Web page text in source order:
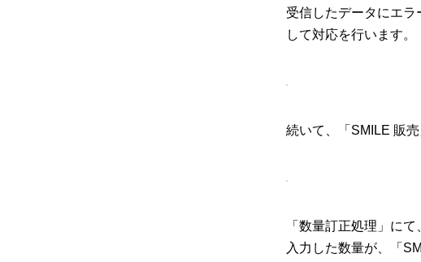
受信したデータにエ
して対応を行います。
続いて、「SMILE 販
「数量訂正処理」に
入力した数量が、「